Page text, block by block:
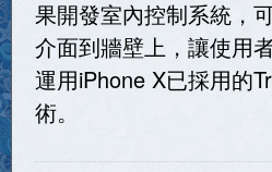
果開發室內控制系統，
介面到牆壁上，讓使用
運用iPhone X已採用的
術。